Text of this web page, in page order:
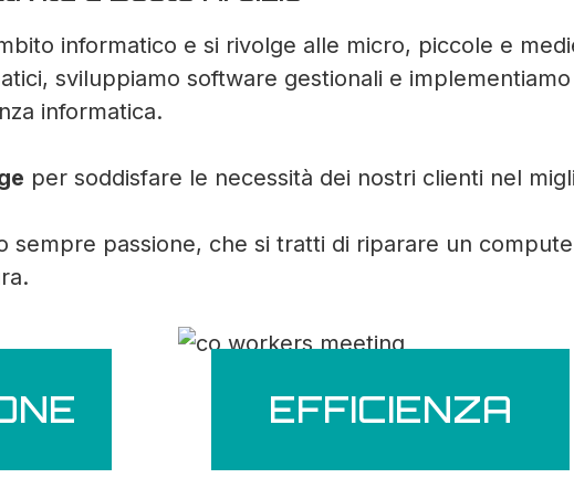
informatico e si rivolge alle micro, piccole e
sviluppiamo software gestionali e
informatica.
per soddisfare le necessità dei nostri clienti nel
sempre passione, che si tratti di riparare un
EFFICIENZA